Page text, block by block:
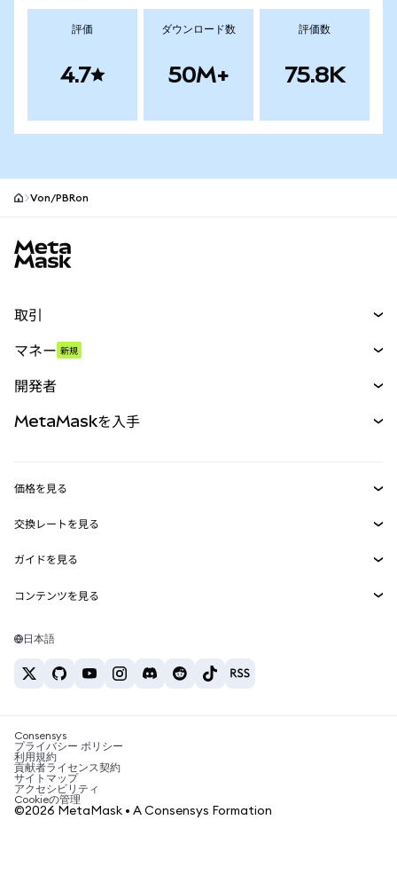
評価
4.7
ダウンロード数
50M+
評価数
75.8K
Von/PBRon
取引
パーペチュアル
RWA
マネー 新規
開発者
MetaMask Connect
Snaps
Web3サービス
MetaMaskを入手
セキュリティ
サポート
キャリア
お問い合わせ
価格を見る
イーサリアムの価格
Solanaの価格
Tetherの価格
交換レートを見る
ETH→USD
USDT→INR
BTC→INR
ETH→USDT
ガイドを見る
ETHの購入
USDTの購入
SHIBの購入
BNBの購入
コンテンツを見る
Solanaウォレット
税制関連ニュース
暗号資産の購入方法は？
ビットコインを売るには？
日本語
Consensys
プライバシー ポリシー
利用規約
貢献者ライセンス契約
サイトマップ
アクセシビリティ
Cookieの管理
©2026 MetaMask • A Consensys Formation